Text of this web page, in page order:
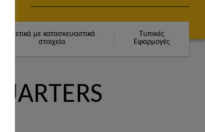
Σχετικά με κατασκευαστικά
στοιχεία
Τυπικές
Εφαρμογές